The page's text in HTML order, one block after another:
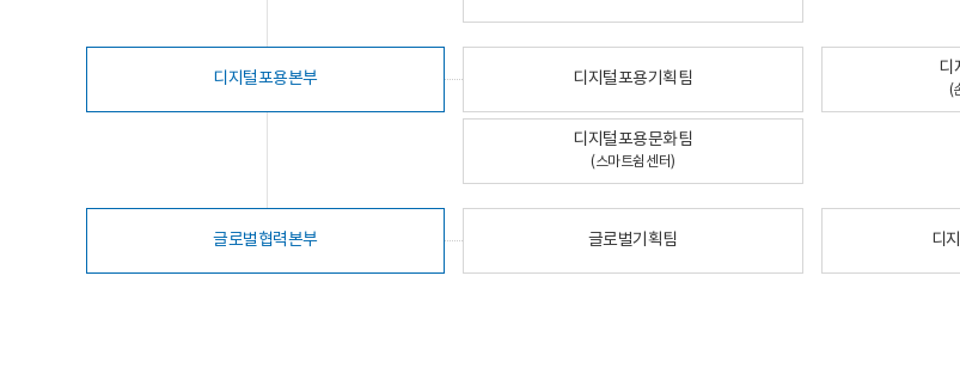
디지털포용본부 디지털포용기획팀
디
(
디지털포용문화팀
(스마트쉼센터)
글로벌협력본부 글로벌기획팀 디